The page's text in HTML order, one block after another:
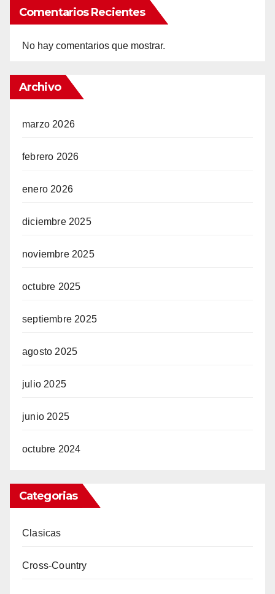
Comentarios Recientes
No hay comentarios que mostrar.
Archivo
marzo 2026
febrero 2026
enero 2026
diciembre 2025
noviembre 2025
octubre 2025
septiembre 2025
agosto 2025
julio 2025
junio 2025
octubre 2024
Categorias
Clasicas
Cross-Country